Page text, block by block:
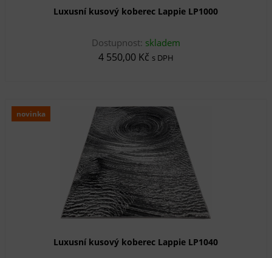
Luxusní kusový koberec Lappie LP1000
Dostupnost: skladem
4 550,00 Kč s DPH
novinka
Luxusní kusový koberec Lappie LP1040